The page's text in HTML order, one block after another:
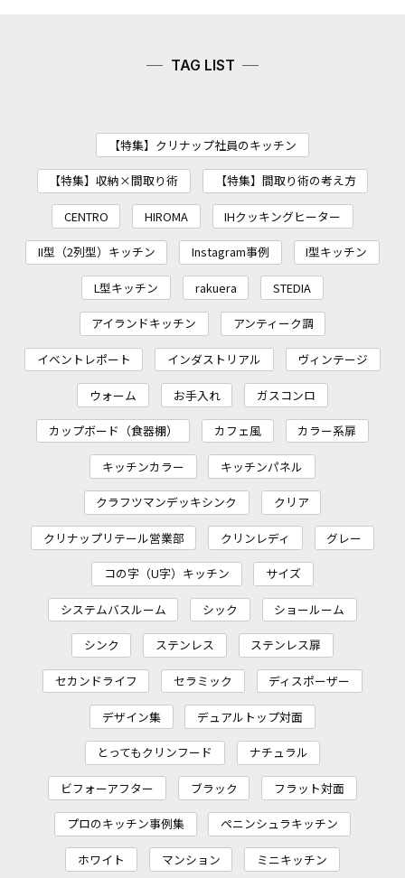
TAG LIST
【特集】クリナップ社員のキッチン
【特集】収納×間取り術 【特集】間取り術の考え方
CENTRO HIROMA IHクッキングヒーター
II型（2列型）キッチン Instagram事例 I型キッチン
L型キッチン rakuera STEDIA
アイランドキッチン アンティーク調
イベントレポート インダストリアル ヴィンテージ
ウォーム お手入れ ガスコンロ
カップボード（食器棚） カフェ風 カラー系扉
キッチンカラー キッチンパネル
クラフツマンデッキシンク クリア
クリナップリテール営業部 クリンレディ グレー
コの字（U字）キッチン サイズ
システムバスルーム シック ショールーム
シンク ステンレス ステンレス扉
セカンドライフ セラミック ディスポーザー
デザイン集 デュアルトップ対面
とってもクリンフード ナチュラル
ビフォーアフター ブラック フラット対面
プロのキッチン事例集 ペニンシュラキッチン
ホワイト マンション ミニキッチン